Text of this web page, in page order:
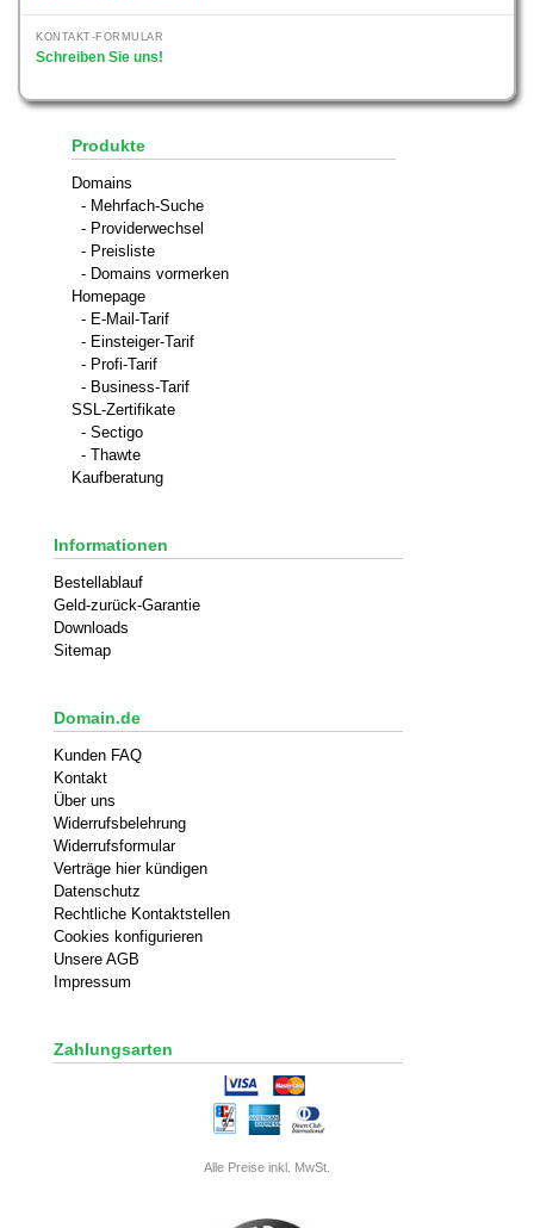
KONTAKT-FORMULAR
Schreiben Sie uns!
Produkte
Domains
- Mehrfach-Suche
- Providerwechsel
- Preisliste
- Domains vormerken
Homepage
- E-Mail-Tarif
- Einsteiger-Tarif
- Profi-Tarif
- Business-Tarif
SSL-Zertifikate
- Sectigo
- Thawte
Kaufberatung
Informationen
Bestellablauf
Geld-zurück-Garantie
Downloads
Sitemap
Domain.de
Kunden FAQ
Kontakt
Über uns
Widerrufsbelehrung
Widerrufsformular
Verträge hier kündigen
Datenschutz
Rechtliche Kontaktstellen
Cookies konfigurieren
Unsere AGB
Impressum
Zahlungsarten
Alle Preise inkl. MwSt.